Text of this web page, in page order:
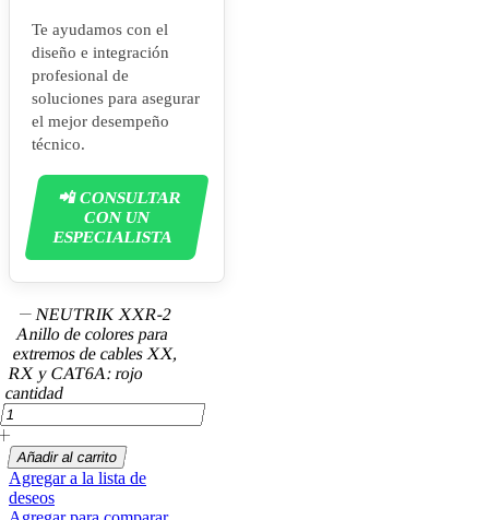
Te ayudamos con el
diseño e integración
profesional de
soluciones para asegurar
el mejor desempeño
técnico.
📲 CONSULTAR
CON UN
ESPECIALISTA
NEUTRIK XXR-2
Anillo de colores para
extremos de cables XX,
RX y CAT6A: rojo
cantidad
Añadir al carrito
Agregar a la lista de
deseos